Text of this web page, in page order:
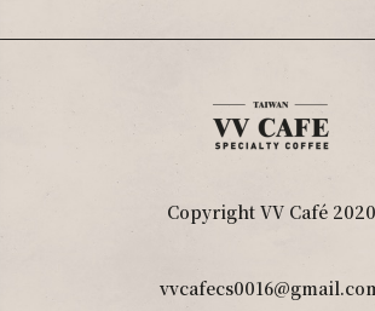
Copyright VV Café 2020